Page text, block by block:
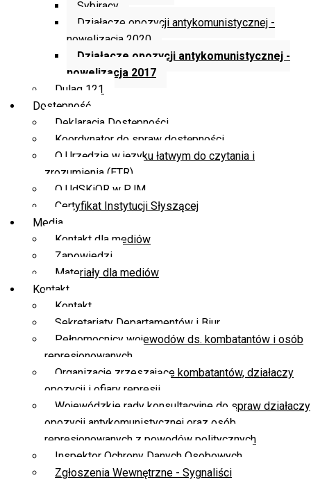
Sybiracy
Działacze opozycji antykomunistycznej -
nowelizacja 2020
Działacze opozycji antykomunistycznej -
nowelizacja 2017
Dulag 121
Dostępność
Deklaracja Dostępności
Koordynator do spraw dostępności
O Urzędzie w języku łatwym do czytania i
zrozumienia (ETR)
O UdSKiOR w PJM
Certyfikat Instytucji Słyszącej
Media
Kontakt dla mediów
Zapowiedzi
Materiały dla mediów
Kontakt
Kontakt
Sekretariaty Departamentów i Biur
Pełnomocnicy wojewodów ds. kombatantów i osób
represjonowanych
Organizacje zrzeszające kombatantów, działaczy
opozycji i ofiary represji
Wojewódzkie rady konsultacyjne do spraw działaczy
opozycji antykomunistycznej oraz osób
represjonowanych z powodów politycznych
Inspektor Ochrony Danych Osobowych
Zgłoszenia Wewnętrzne - Sygnaliści